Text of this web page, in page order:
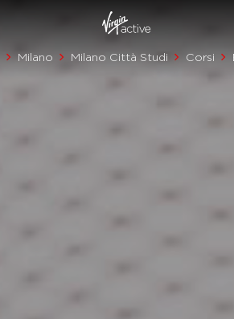
Milano Milano Città Studi Corsi